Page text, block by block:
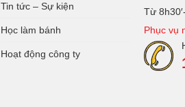
Tin tức – Sự kiện
Học làm bánh
Hoạt động công ty
Từ
Phục vụ